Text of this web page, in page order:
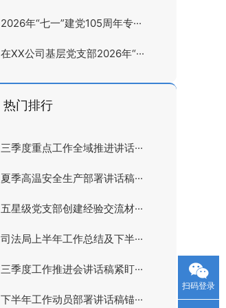
2026年“七一”建党105周年专···
在XX公司基层党支部2026年“···
热门排行
三季度重点工作全域推进讲话···
夏季高温安全生产部署讲话稿···
五星级党支部创建经验交流材···
司法局上半年工作总结及下半···
三季度工作推进会讲话稿紧盯···
下半年工作动员部署讲话稿锚···
扫码登录